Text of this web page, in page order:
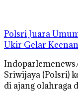
Polsri Juara
Ukir Gelar
Sriwijaya (Polsri)
di ajang olahraga